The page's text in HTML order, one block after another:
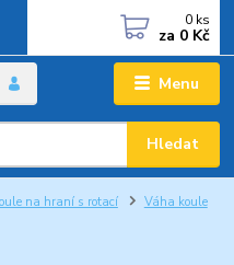
Menu
Hledat
0 ks
za 0 Kč
na hraní s rotací
Váha koule